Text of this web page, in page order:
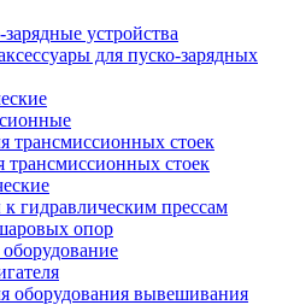
устройства
для пуско-зарядных
трансмиссионных стоек
трансмиссионных стоек
гидравлическим прессам
опор
оборудования вывешивания